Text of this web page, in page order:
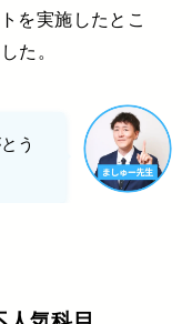
を実施したとこ
た。
う